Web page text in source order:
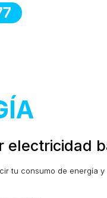
electricidad
tu consumo de energía